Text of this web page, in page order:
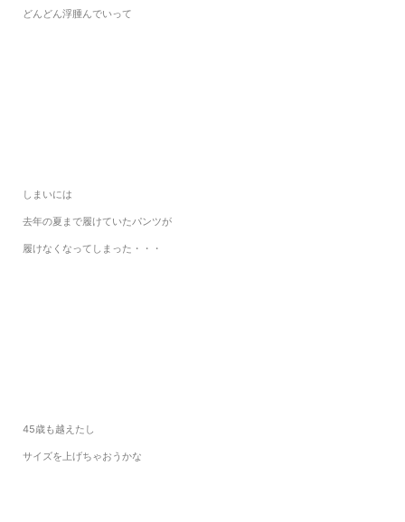
どんどん浮腫んでいって
しまいには
去年の夏まで履けていたパンツが
履けなくなってしまった・・・
45歳も越えたし
サイズを上げちゃおうかな